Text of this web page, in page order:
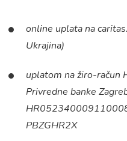
online uplata na
Ukrajina)
uplatom na žiro-račun
Privredne banke
PBZGHR2X